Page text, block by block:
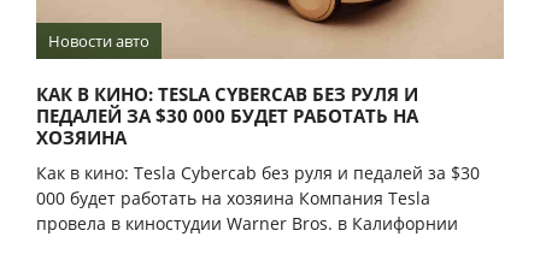
Новости авто
КАК В КИНО: TESLA CYBERCAB БЕЗ РУЛЯ И
ПЕДАЛЕЙ ЗА $30 000 БУДЕТ РАБОТАТЬ НА
ХОЗЯИНА
Как в кино: Tesla Cybercab без руля и педалей за $30
000 будет работать на хозяина Компания Tesla
провела в киностудии Warner Bros. в Калифорнии